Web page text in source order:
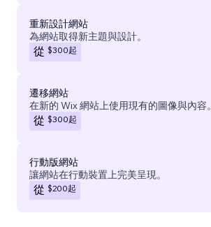
重新設計網站
為網站取得新主題與設計。
從 $300起
遷移網站
在新的 Wix 網站上使用現有的圖像與內容。
從 $300起
行動版網站
讓網站在行動裝置上完美呈現。
從 $200起